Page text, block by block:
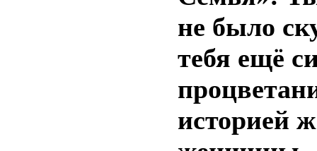
не было
тебя ещё
историей